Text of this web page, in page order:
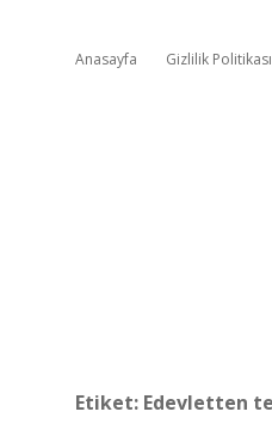
Anasayfa Gizlilik Politikası
Etiket: Edevletten